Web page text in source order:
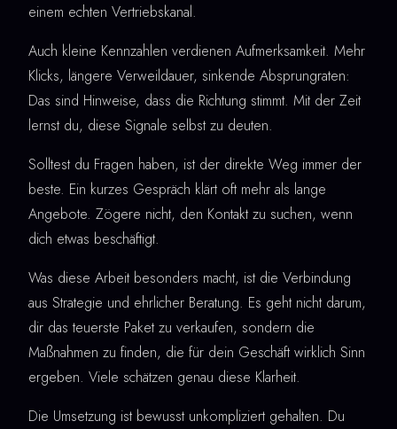
einem echten Vertriebskanal.
Auch kleine Kennzahlen verdienen Aufmerksamkeit. Mehr
Klicks, längere Verweildauer, sinkende Absprungraten:
Das sind Hinweise, dass die Richtung stimmt. Mit der Zeit
lernst du, diese Signale selbst zu deuten.
Solltest du Fragen haben, ist der direkte Weg immer der
beste. Ein kurzes Gespräch klärt oft mehr als lange
Angebote. Zögere nicht, den Kontakt zu suchen, wenn
dich etwas beschäftigt.
Was diese Arbeit besonders macht, ist die Verbindung
aus Strategie und ehrlicher Beratung. Es geht nicht darum,
dir das teuerste Paket zu verkaufen, sondern die
Maßnahmen zu finden, die für dein Geschäft wirklich Sinn
ergeben. Viele schätzen genau diese Klarheit.
Die Umsetzung ist bewusst unkompliziert gehalten. Du